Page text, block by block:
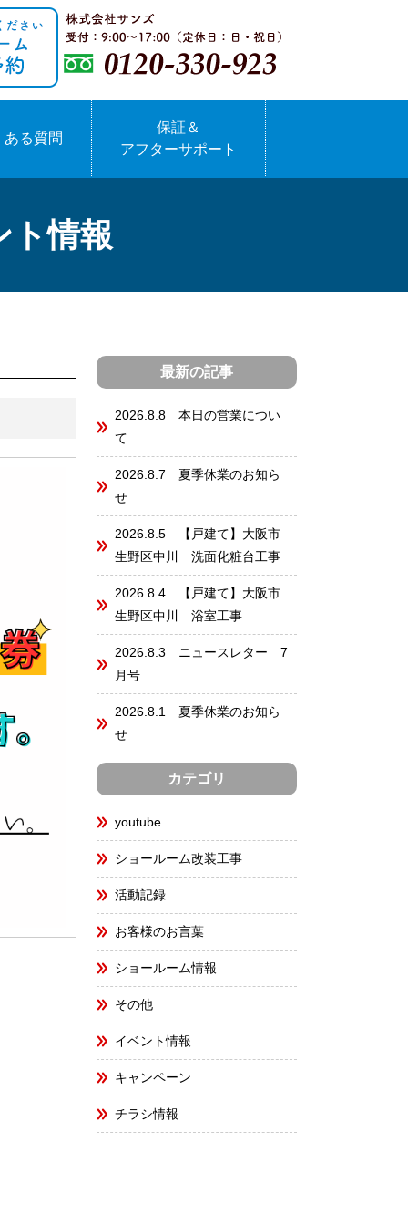
ある質問
保証＆
アフターサポート
ト情報
最新の記事
2026.8.8 本日の営業につい
て
2026.8.7 夏季休業のお知ら
せ
2026.8.5 【戸建て】大阪市
生野区中川 洗面化粧台工事
2026.8.4 【戸建て】大阪市
生野区中川 浴室工事
2026.8.3 ニュースレター 7
月号
2026.8.1 夏季休業のお知ら
せ
カテゴリ
youtube
ショールーム改装工事
活動記録
お客様のお言葉
ショールーム情報
その他
イベント情報
キャンペーン
チラシ情報